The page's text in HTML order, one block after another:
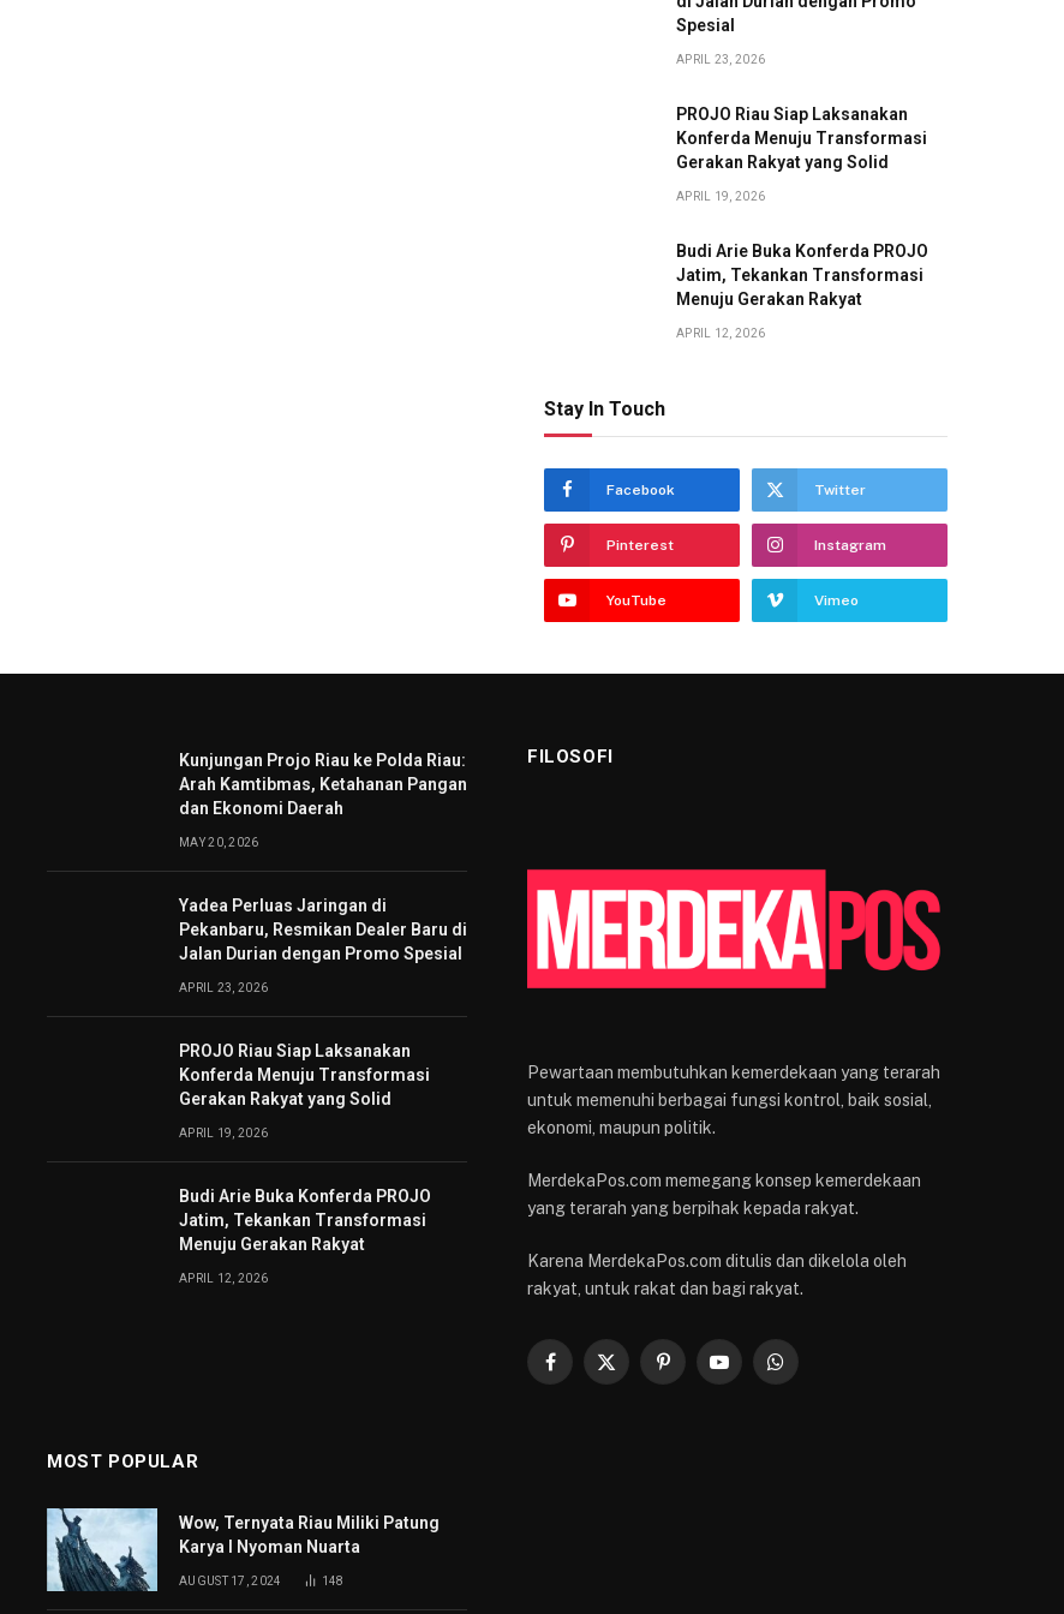
Spesial
APRIL 23, 2026
PROJO Riau Siap Laksanakan
Konferda Menuju Transformasi
Gerakan Rakyat yang Solid
APRIL 19, 2026
Budi Arie Buka Konferda PROJO
Jatim, Tekankan Transformasi
Menuju Gerakan Rakyat
APRIL 12, 2026
Stay In Touch
Facebook Twitter
Pinterest Instagram
YouTube Vimeo
Kunjungan Projo Riau ke Polda Riau:
Arah Kamtibmas, Ketahanan Pangan
dan Ekonomi Daerah
MAY 20, 2026
Yadea Perluas Jaringan di
Pekanbaru, Resmikan Dealer Baru di
Jalan Durian dengan Promo Spesial
APRIL 23, 2026
PROJO Riau Siap Laksanakan
Konferda Menuju Transformasi
Gerakan Rakyat yang Solid
APRIL 19, 2026
Budi Arie Buka Konferda PROJO
Jatim, Tekankan Transformasi
Menuju Gerakan Rakyat
APRIL 12, 2026
FILOSOFI
Pewartaan membutuhkan kemerdekaan yang terarah
untuk memenuhi berbagai fungsi kontrol, baik sosial,
ekonomi, maupun politik.
MerdekaPos.com memegang konsep kemerdekaan
yang terarah yang berpihak kepada rakyat.
Karena MerdekaPos.com ditulis dan dikelola oleh
rakyat, untuk rakat dan bagi rakyat.
Facebook
X
PinterestYouTubeWhatsApp
MOST POPULAR
Wow, Ternyata Riau Miliki Patung
Karya I Nyoman Nuarta
AUGUST 17, 2024 148